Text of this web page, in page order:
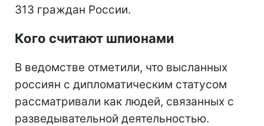
313 граждан России.
Кого считают шпионами
В ведомстве отметили, что высланных
россиян с дипломатическим статусом
рассматривали как людей, связанных с
разведывательной деятельностью.